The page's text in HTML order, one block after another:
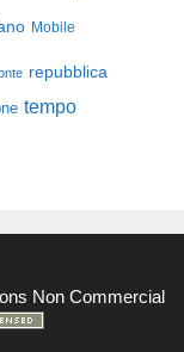
Mobile
repubblica
tempo
Non Commercial